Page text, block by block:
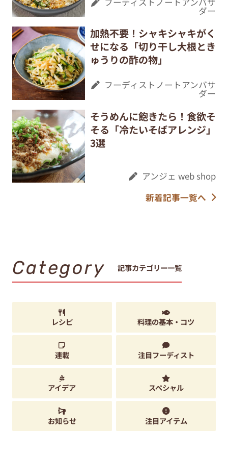
ダー
加熱不要！シャキシャキがく
せになる「切り干し大根とき
ゅうりの酢の物」
フーディストノートアンバサ
ダー
そうめんに飽きたら！食欲そ
そる「冷たいそばアレンジ」
3選
アンジェ web shop
新着記事一覧へ
Category 記事カテゴリー一覧
レシピ 料理の基本・コツ
連載 注目フーディスト
アイデア スペシャル
お知らせ 注目アイテム